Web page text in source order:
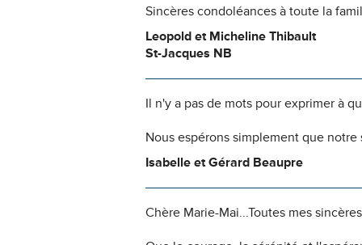
Sincères condoléances à toute la
Leopold et Micheline Thibault
St-Jacques NB
Il n'y a pas de mots pour exprimer à
Nous espérons simplement que
Isabelle et Gérard Beaupre
Chère Marie-Mai...Toutes mes